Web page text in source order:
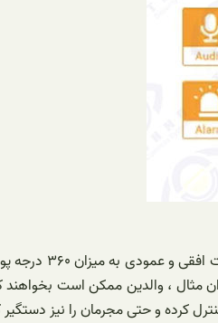
دوربین مداربسته بیسیم
مثال ، والدین ممکن است
کرده و حتی مجرمان را نیز دستگیر